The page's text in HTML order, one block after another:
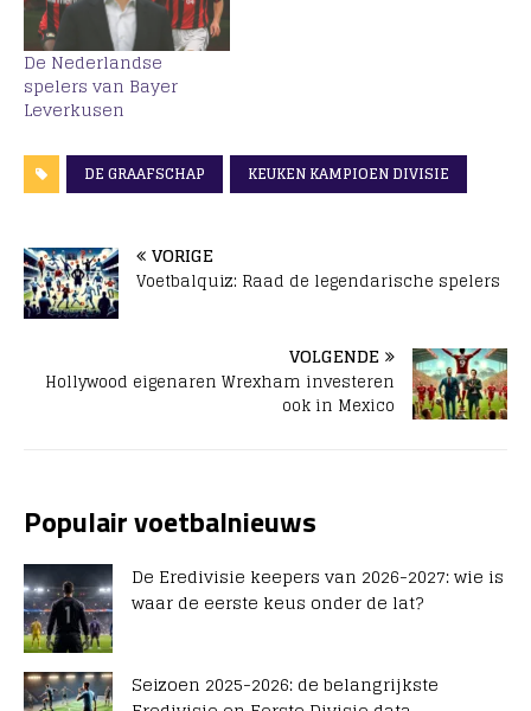
De Nederlandse
spelers van Bayer
Leverkusen
DE GRAAFSCHAP KEUKEN KAMPIOEN DIVISIE
VORIGE
Voetbalquiz: Raad de legendarische spelers
VOLGENDE
Hollywood eigenaren Wrexham investeren
ook in Mexico
Populair voetbalnieuws
De Eredivisie keepers van 2026-2027: wie is
waar de eerste keus onder de lat?
Seizoen 2025-2026: de belangrijkste